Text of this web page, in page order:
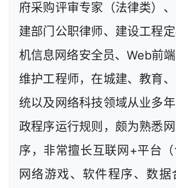
府采购评审专家（法律类）
建部门公职律师、建设工程
机信息网络安全员、Web前
维护工程师，在城建、教育
统以及网络科技领域从业多
政程序运行规则，颇为熟悉
序，非常擅长互联网+平台（
网络游戏、软件程序、数据